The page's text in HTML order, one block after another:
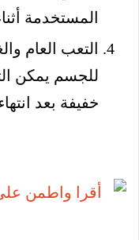
المستخدمة
التعب العام
للجسم يمكن
خفيفة بعد